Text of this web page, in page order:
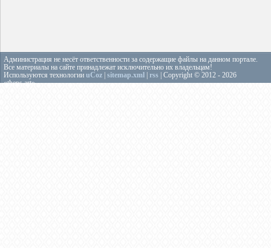
Администрация не несёт ответственности за содержащие файлы на данном портале.
Все материалы на сайте принадлежат исключительно их владельцам!
Используются технологии uCoz sitemap.xml rss | Copyright © 2012 - 2026
«theps.art»